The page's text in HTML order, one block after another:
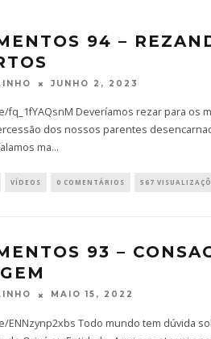
94 –
JUNHO 2, 2023
fq_1fYAQsnM Deveríamos rezar para os
dos nossos parentes
ma...
VÍDEOS 0 COMENTÁRIOS 567
93 –
MAIO 15, 2022
ENNzynp2xbs Todo mundo tem dúvida